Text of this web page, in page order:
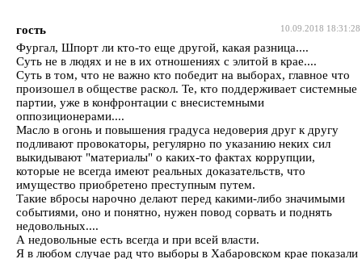
10.09.2018 18:31:28
гость
Фургал, Шпорт ли кто-то еще другой, какая разница....
Суть не в людях и не в их отношениях с элитой в крае....
Суть в том, что не важно кто победит на выборах, главное что
произошел в обществе раскол. Те, кто поддерживает системные
партии, уже в конфронтации с внесистемными
оппозиционерами....
Масло в огонь и повышения градуса недоверия друг к другу
подливают провокаторы, регулярно по указанию неких сил
выкидывают "материалы" о каких-то фактах коррупции,
которые не всегда имеют реальных доказательств, что
имущество приобретено преступным путем.
Такие вбросы нарочно делают перед какими-либо значимыми
событиями, оно и понятно, нужен повод сорвать и поднять
недовольных....
А недовольные есть всегда и при всей власти.
Я в любом случае рад что выборы в Хабаровском крае показали